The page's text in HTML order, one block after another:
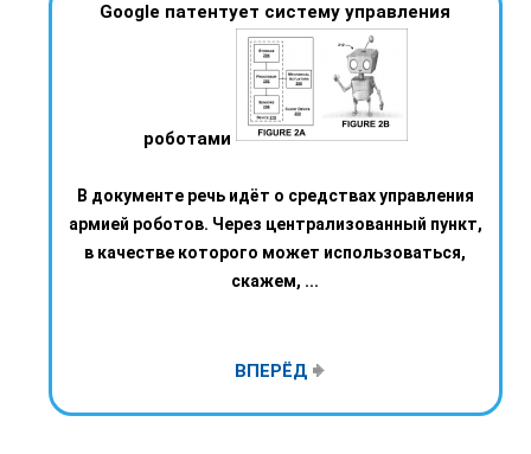
Google патентует систему управления
роботами
В документе речь идёт о средствах управления
армией роботов. Через централизованный пункт,
в качестве которого может использоваться,
скажем, ...
ВПЕРЁД